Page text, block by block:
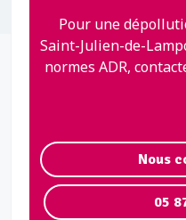
Pour une
Saint-Julien-de-
normes ADR,
Nous
05